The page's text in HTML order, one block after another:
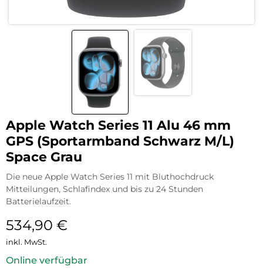
Apple Watch Series 11 Alu 46 mm
GPS (Sportarmband Schwarz M/L)
Space Grau
Die neue Apple Watch Series 11 mit Bluthochdruck
Mitteilungen, Schlafindex und bis zu 24 Stunden
Batterielaufzeit.
534,90 €
inkl. MwSt.
Online verfügbar